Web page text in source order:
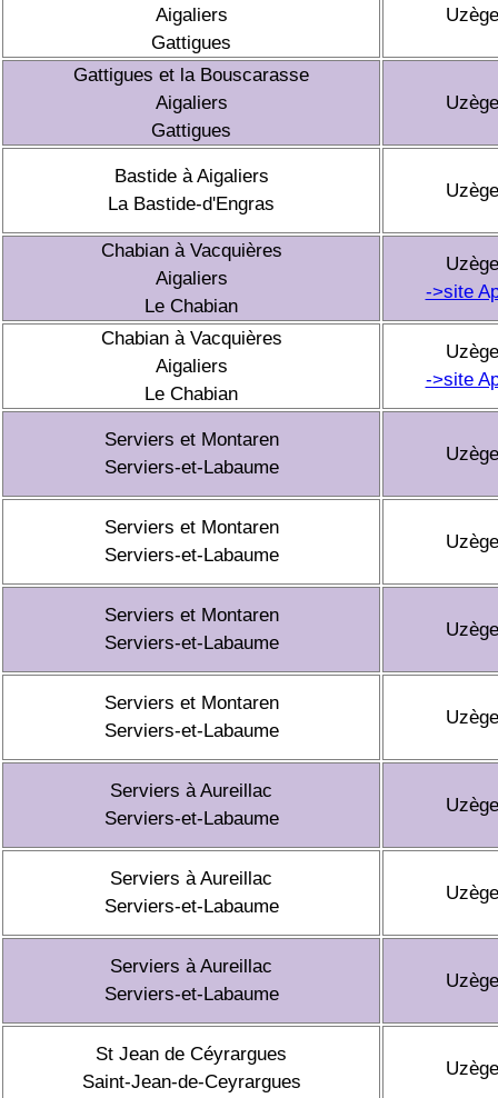
Aigaliers
Gattigues
Uzège
Gattigues et la Bouscarasse
Aigaliers
Gattigues
Uzège
Bastide à Aigaliers
La Bastide-d'Engras
Uzège
Chabian à Vacquières
Aigaliers
Le Chabian
Uzège
->site
Chabian à Vacquières
Aigaliers
Le Chabian
Uzège
->site
Serviers et Montaren
Serviers-et-Labaume
Uzège
Serviers et Montaren
Serviers-et-Labaume
Uzège
Serviers et Montaren
Serviers-et-Labaume
Uzège
Serviers et Montaren
Serviers-et-Labaume
Uzège
Serviers à Aureillac
Serviers-et-Labaume
Uzège
Serviers à Aureillac
Serviers-et-Labaume
Uzège
Serviers à Aureillac
Serviers-et-Labaume
Uzège
St Jean de Céyrargues
Saint-Jean-de-Ceyrargues
Uzège